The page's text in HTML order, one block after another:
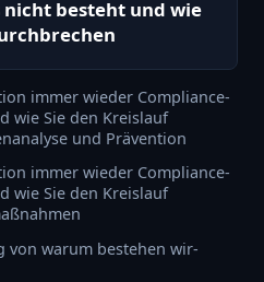
besteht und wie
immer wieder Compliance-
wie Sie den Kreislauf
und Prävention
immer wieder Compliance-
wie Sie den Kreislauf
von warum bestehen wir-